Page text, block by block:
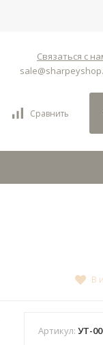
Связаться с
Сравнить
В
Артикул: УТ-